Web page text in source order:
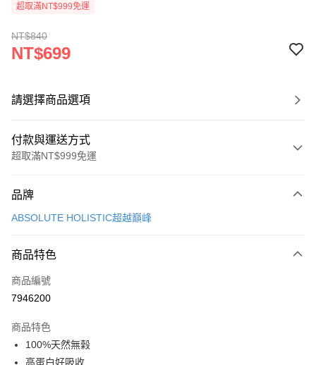
超取滿NT$999免運
NT$840
NT$699
請選擇商品選項
付款與運送方式
超取滿NT$999免運
信用卡一次付款
3 期 0 利率 每期
合作金庫商業銀行
上海商業儲蓄銀行
臺灣中小企業銀行
匯豐（台灣）商業銀行
聯邦商業銀行
超商取貨付款
LINE Pay
Apple Pay
街口支付
品牌
ABSOLUTE HOLISTIC超越巔峰
商品特色
商品編號
7946200
商品特色
100%天然無榖
高蛋白好吸收